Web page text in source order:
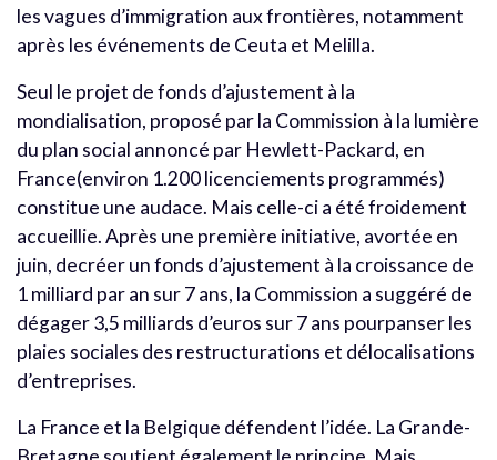
les vagues d’immigration aux frontières, notamment
après les événements de Ceuta et Melilla.
Seul le projet de fonds d’ajustement à la
mondialisation, proposé par la Commission à la lumière
du plan social annoncé par Hewlett-Packard, en
France(environ 1.200 licenciements programmés)
constitue une audace. Mais celle-ci a été froidement
accueillie. Après une première initiative, avortée en
juin, decréer un fonds d’ajustement à la croissance de
1 milliard par an sur 7 ans, la Commission a suggéré de
dégager 3,5 milliards d’euros sur 7 ans pourpanser les
plaies sociales des restructurations et délocalisations
d’entreprises.
La France et la Belgique défendent l’idée. La Grande-